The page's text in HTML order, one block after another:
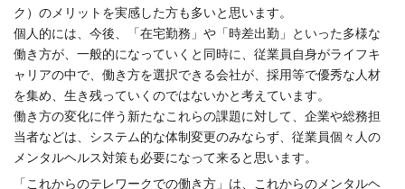
ク） のメリットを実感した方も多いと思います。
個人的には、今後、「在宅勤務」や「時差出勤」
といった多様な
働き方が、一般的になっていくと同時に、 従業員自身がライフキ
ャリアの中で、働き方を選択できる会社が、 採用等で優秀な人材
を集め、 生き残っていくのではないかと考えています。
働き方の変化に伴う新たなこれらの課題に対して、 企業や総務担
当者などは、システム的な体制変更のみならず、 従業員個々人の
メンタルヘルス対策も必要になって来ると思います。
「これからのテレワークでの働き方」は、
これからのメンタルヘ